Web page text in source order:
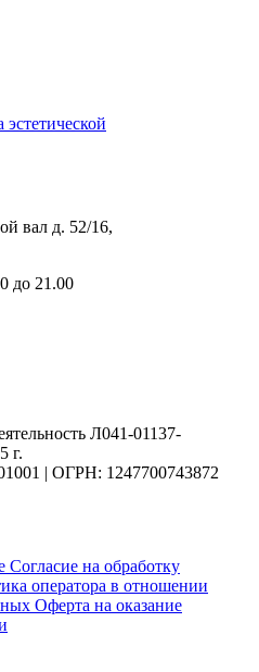
вал д. 52/16,
до 21.00
Л041-01137-
г.
| ОГРН: 1247700743872
Согласие на обработку
оператора в отношении
Оферта на оказание